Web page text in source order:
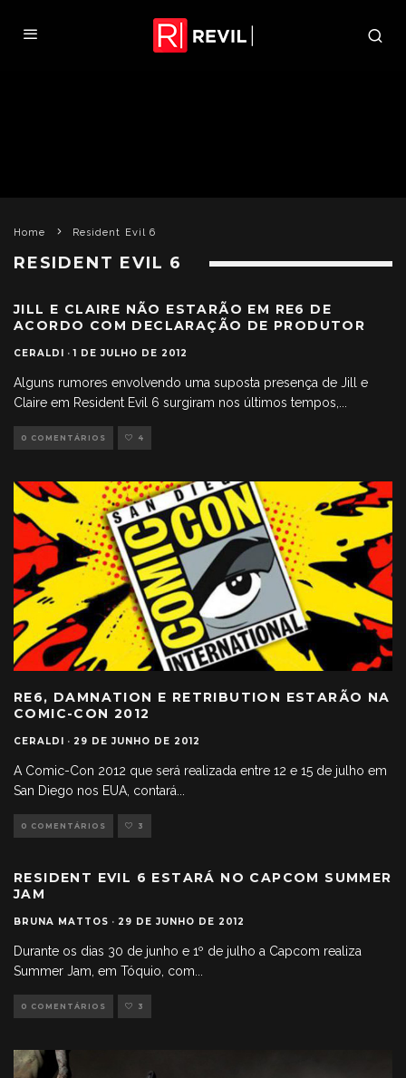
Home Resident Evil 6
RESIDENT EVIL 6
JILL E CLAIRE NÃO ESTARÃO EM RE6 DE
ACORDO COM DECLARAÇÃO DE PRODUTOR
CERALDI · 1 DE JULHO DE 2012
Alguns rumores envolvendo uma suposta presença de Jill e
Claire em Resident Evil 6 surgiram nos últimos tempos,
0 COMENTÁRIOS 4
RE6, DAMNATION E RETRIBUTION ESTARÃO NA
COMIC-CON 2012
CERALDI · 29 DE JUNHO DE 2012
A Comic-Con 2012 que será realizada entre 12 e 15 de julho em
San Diego nos EUA, contará...
0 COMENTÁRIOS 3
RESIDENT EVIL 6 ESTARÁ NO CAPCOM SUMMER
JAM
BRUNA MATTOS · 29 DE JUNHO DE 2012
Durante os dias 30 de junho e 1º de julho a Capcom realiza
Summer Jam, em Tóquio, com...
0 COMENTÁRIOS 3